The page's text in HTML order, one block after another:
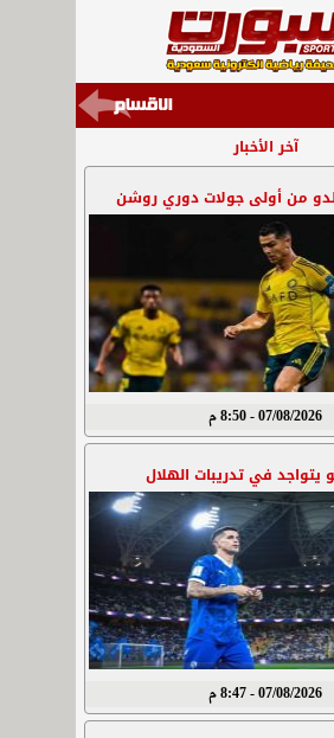
آخر الأخبار
من أولى جولات دوري روشن
07/08/2026 - 8:50 م
يتواجد في تدريبات الهلال
07/08/2026 - 8:47 م